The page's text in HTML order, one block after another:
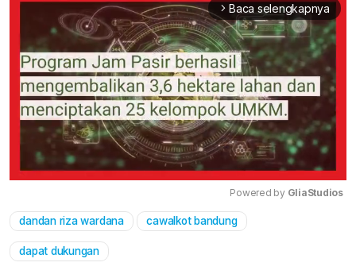
arrow_forward_ios Baca selengkapnya
Powered by GliaStudios
dandan riza wardana cawalkot bandung
dapat dukungan